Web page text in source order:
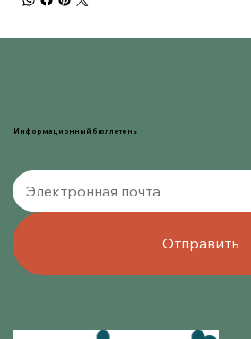
Информационный бюллетень
Отправить